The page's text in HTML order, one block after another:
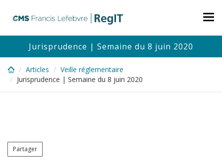
content
Jurisprudence | Semaine du 8 juin 2020
Articles
Veille réglementaire
Jurisprudence | Semaine du 8 juin 2020
Partager